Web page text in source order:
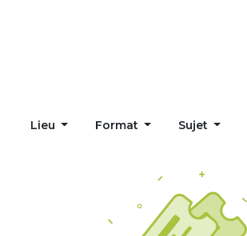
Lieu Format Sujet